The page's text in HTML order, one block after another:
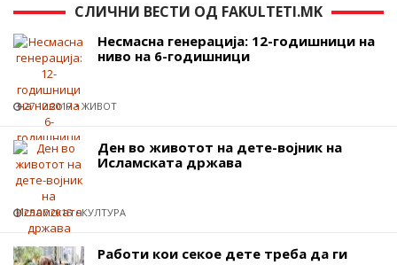
СЛИЧНИ ВЕСТИ ОД FAKULTETI.MK
Несмасна генерација: 12-годишници на
ниво на 6-годишници
27.12.2017 ЖИВОТ
Ден во животот на дете-војник на
Исламската држава
25.07.2015 КУЛТУРА
Работи кои секое дете треба да ги